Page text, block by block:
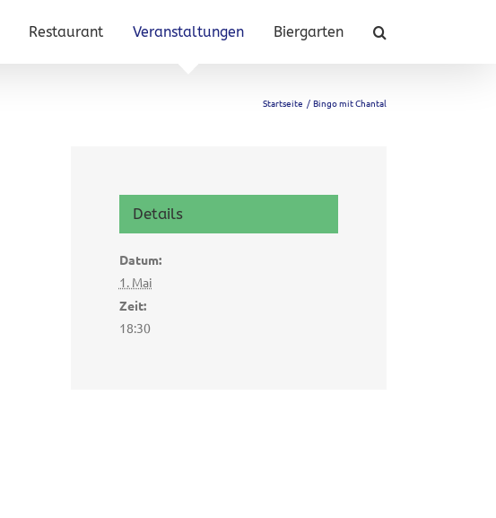
Restaurant Veranstaltungen Biergarten
Startseite Bingo mit Chantal
Details
Datum:
1. Mai
Zeit:
18:30